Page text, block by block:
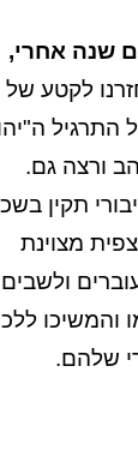
שנה אחרי,
לקטע של
התרגיל
ורצה גם.
תקין
מצוינת
והמשיכו
שלהם.